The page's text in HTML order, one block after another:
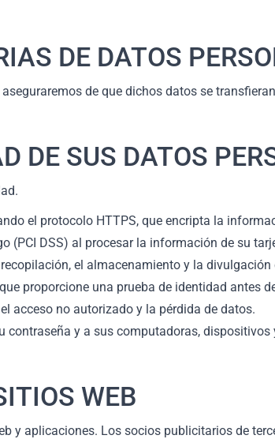
DE DATOS
de que dichos datos se
DE SUS DATOS
el protocolo HTTPS, que encripta la
(PCI DSS) al procesar la información de su
el almacenamiento y la
proporcione una prueba de identidad antes
acceso no autorizado y la pérdida de datos.
y a sus computadoras, dispositivos
WEB
y aplicaciones. Los socios publicitarios de